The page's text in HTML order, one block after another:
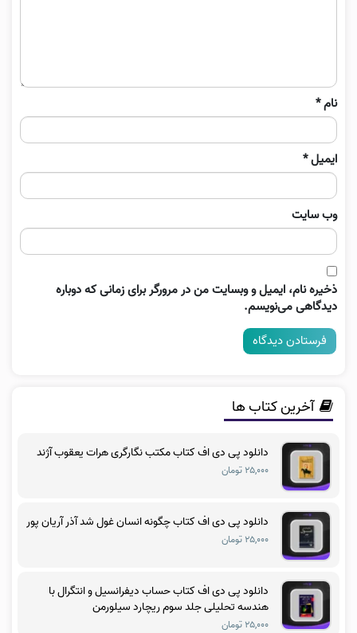
نام*
ایمیل*
وب‌ سایت
ذخیره نام، ایمیل و وبسایت من در مرورگر برای زمانی که دوباره
دیدگاهی می‌نویسم.
آخرین کتاب ها
دانلود پی دی اف کتاب مکتب نگارگری هرات یعقوب آژند
۲۵,۰۰۰ تومان
دانلود پی دی اف کتاب چگونه انسان غول شد آذر آریان پور
۲۵,۰۰۰ تومان
دانلود پی دی اف کتاب حساب دیفرانسیل و انتگرال با
هندسه تحلیلی جلد سوم ریچارد سیلورمن
۲۵,۰۰۰ تومان